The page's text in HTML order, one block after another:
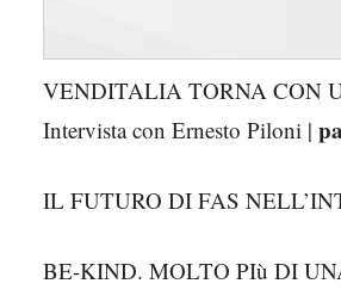
VENDITALIA TORNA CON
Intervista con Ernesto Piloni |
IL FUTURO DI FAS
BE-KIND. MOLTO PIù DI